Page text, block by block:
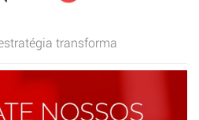
transforma